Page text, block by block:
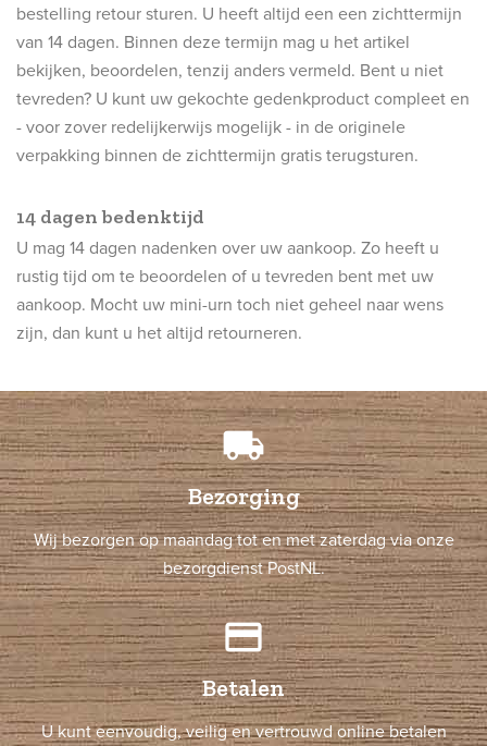
bestelling retour sturen. U heeft altijd een een zichttermijn
van 14 dagen. Binnen deze termijn mag u het artikel
bekijken, beoordelen, tenzij anders vermeld. Bent u niet
tevreden? U kunt uw gekochte gedenkproduct compleet en
- voor zover redelijkerwijs mogelijk - in de originele
verpakking binnen de zichttermijn gratis terugsturen.
14 dagen bedenktijd
U mag 14 dagen nadenken over uw aankoop. Zo heeft u
rustig tijd om te beoordelen of u tevreden bent met uw
aankoop. Mocht uw mini-urn toch niet geheel naar wens
zijn, dan kunt u het altijd retourneren.
local_shipping
Bezorging
Wij bezorgen op maandag tot en met zaterdag via onze
bezorgdienst PostNL.
credit_card
Betalen
U kunt eenvoudig, veilig en vertrouwd online betalen